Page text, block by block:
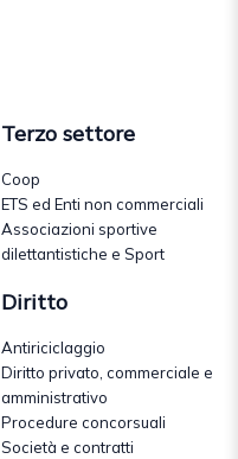
Terzo settore
Coop
ETS ed Enti non commerciali
Associazioni sportive
dilettantistiche e Sport
Diritto
Antiriciclaggio
Diritto privato, commerciale e
amministrativo
Procedure concorsuali
Società e contratti